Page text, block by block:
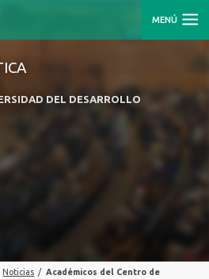
MENÚ
DEL DESARROLLO
Noticias / Académicos del Centro de